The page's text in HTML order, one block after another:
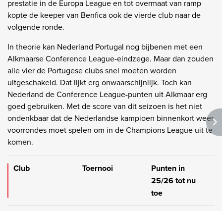
prestatie in de Europa League en tot overmaat van ramp
kopte de keeper van Benfica ook de vierde club naar de
volgende ronde.
In theorie kan Nederland Portugal nog bijbenen met een
Alkmaarse Conference League-eindzege. Maar dan zouden
alle vier de Portugese clubs snel moeten worden
uitgeschakeld. Dat lijkt erg onwaarschijnlijk. Toch kan
Nederland de Conference League-punten uit Alkmaar erg
goed gebruiken. Met de score van dit seizoen is het niet
ondenkbaar dat de Nederlandse kampioen binnenkort weer
voorrondes moet spelen om in de Champions League uit te
komen.
Club Toernooi
Punten in
25/26 tot nu
toe